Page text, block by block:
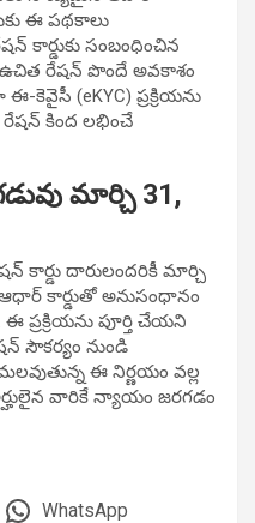
ఈ పథకాలు
సంబంధించిన
రేషన్ పొందే అవకాశం
(eKYC) ప్రక్రియను
రేషన్ కింద లభించే
మార్చి 31,
కార్డు దారులందరికీ మార్చి
ఆధార్ కార్డుతో అనుసంధానం
ప్రక్రియను పూర్తి చేయని
సౌకర్యం నుండి
ఈ నిర్ణయం వల్ల
వారికే న్యాయం జరగడం
WhatsApp